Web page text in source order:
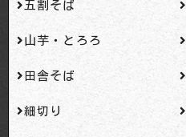
五割そば
山芋・とろろ
田舎そば
細切り